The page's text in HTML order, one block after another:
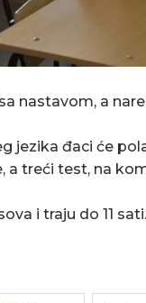
nastavom, a
đaci će
a treći test, na
i traju do 11